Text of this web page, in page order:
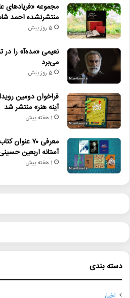
مجموعه «فریادهای
منتشرنشده احمد
5 روز پیش
نعیمی «مده‌آ» را در
می‌برد
5 روز پیش
فراخوان دومین
آینه هنر» منتشر شد
1 هفته پیش
معرفی ۷۰
آستانه اربعین
1 هفته پیش
دسته بندی